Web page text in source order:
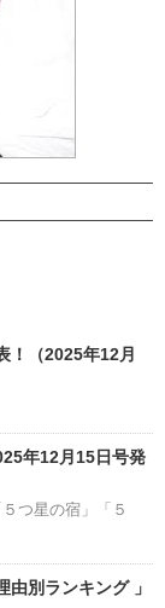
！（2025年12月
年12月15日号発
つ星の宿」「５
別ランキング 」